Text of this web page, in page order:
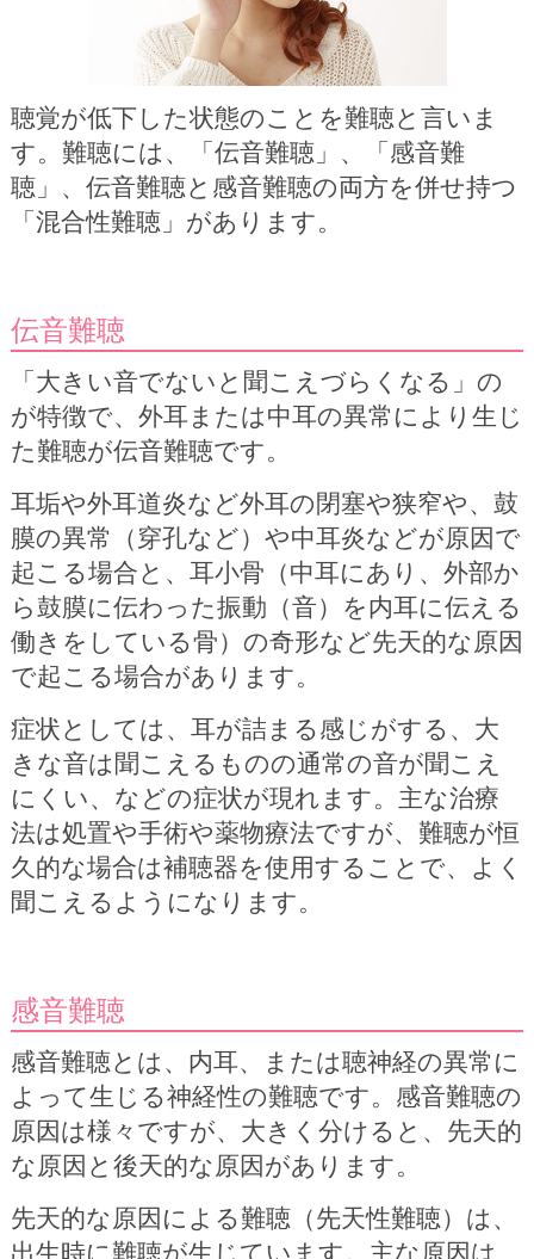
聴覚が低下した状態のことを難聴と言いま
す。難聴には、「伝音難聴」、「感音難
聴」、伝音難聴と感音難聴の両方を併せ持つ
「混合性難聴」があります。
伝音難聴
「大きい音でないと聞こえづらくなる」の
が特徴で、外耳または中耳の異常により生じ
た難聴が伝音難聴です。
耳垢や外耳道炎など外耳の閉塞や狭窄や、鼓
膜の異常（穿孔など）や中耳炎などが原因で
起こる場合と、耳小骨（中耳にあり、外部か
ら鼓膜に伝わった振動（音）を内耳に伝える
働きをしている骨）の奇形など先天的な原因
で起こる場合があります。
症状としては、耳が詰まる感じがする、大
きな音は聞こえるものの通常の音が聞こえ
にくい、などの症状が現れます。主な治療
法は処置や手術や薬物療法ですが、難聴が恒
久的な場合は補聴器を使用することで、よく
聞こえるようになります。
感音難聴
感音難聴とは、内耳、または聴神経の異常に
よって生じる神経性の難聴です。感音難聴の
原因は様々ですが、大きく分けると、先天的
な原因と後天的な原因があります。
先天的な原因による難聴（先天性難聴）は、
出生時に難聴が生じています。主な原因は、